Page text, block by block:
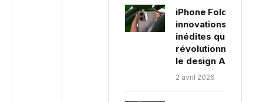
iPhone Fold : Trois
innovations
inédites qui
révolutionneraient
le design Apple
2 avril 2026